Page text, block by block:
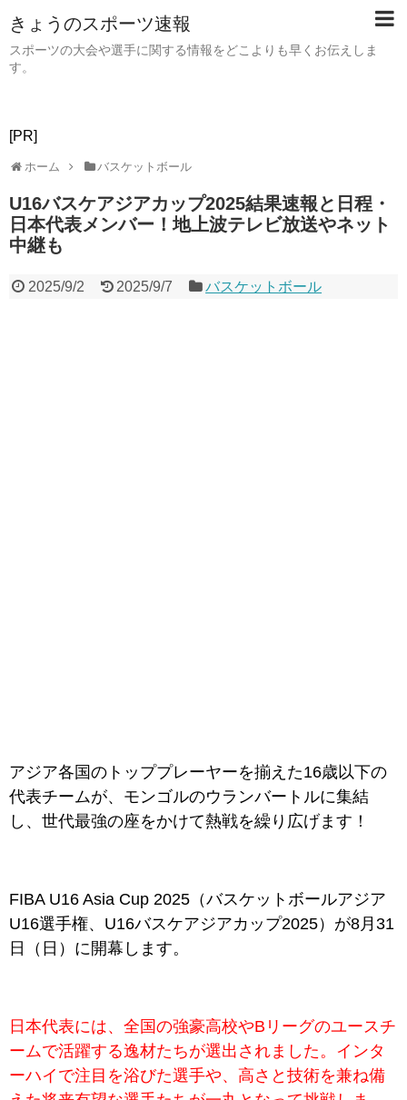
きょうのスポーツ速報
スポーツの大会や選手に関する情報をどこよりも早くお伝えしま
す。
[PR]
ホーム バスケットボール
U16バスケアジアカップ2025結果速報と日程・
日本代表メンバー！地上波テレビ放送やネット
中継も
2025/9/2 2025/9/7 バスケットボール
アジア各国のトッププレーヤーを揃えた16歳以下の
代表チームが、モンゴルのウランバートルに集結
し、世代最強の座をかけて熱戦を繰り広げます！
FIBA U16 Asia Cup 2025（バスケットボールアジア
U16選手権、U16バスケアジアカップ2025）が8月31
日（日）に開幕します。
日本代表には、全国の強豪高校やBリーグのユースチ
ームで活躍する逸材たちが選出されました。インタ
ーハイで注目を浴びた選手や、高さと技術を兼ね備